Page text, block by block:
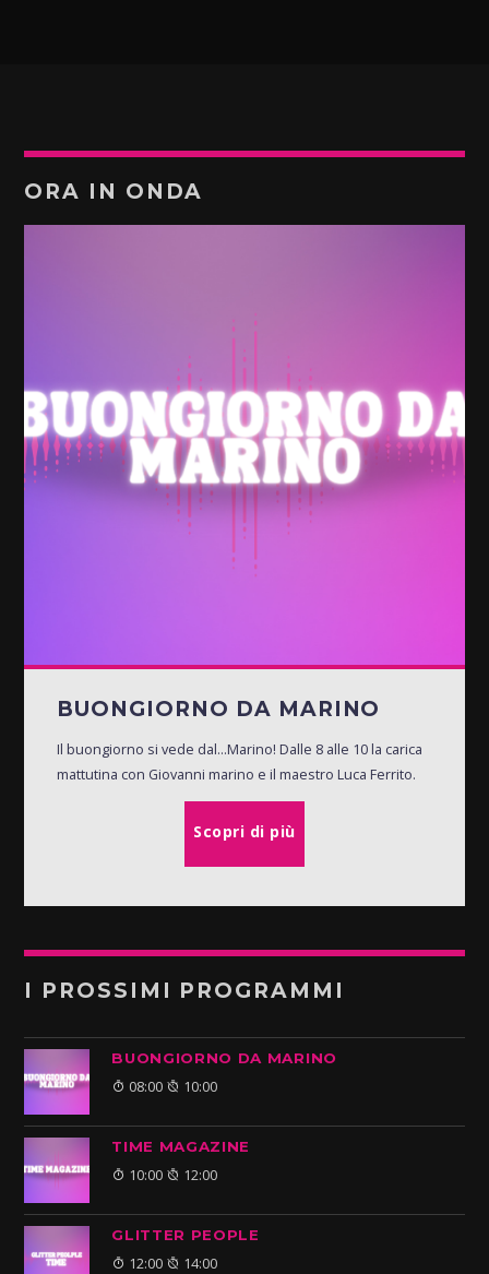
ORA IN ONDA
BUONGIORNO DA MARINO
Il buongiorno si vede dal...Marino! Dalle 8 alle 10 la carica
mattutina con Giovanni marino e il maestro Luca Ferrito.
Scopri di più
I PROSSIMI PROGRAMMI
BUONGIORNO DA MARINO
08:00 10:00
TIME MAGAZINE
10:00 12:00
GLITTER PEOPLE
12:00 14:00